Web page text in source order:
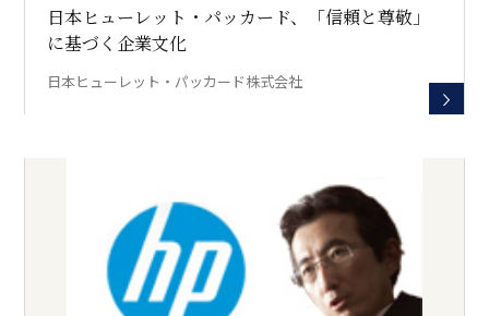
日本ヒューレット・パッカード、「信頼と尊敬」
に基づく企業文化
日本ヒューレット・パッカード株式会社